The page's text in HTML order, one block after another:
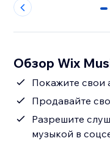
0
Обзор Wix
Покажите свои
Продавайте
Разрешите
музыкой в